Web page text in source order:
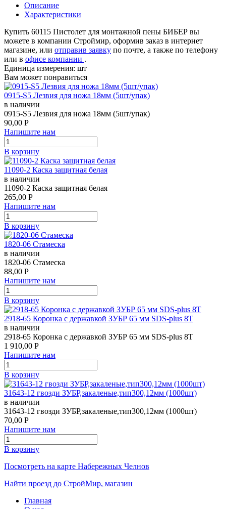
Описание
Характеристики
Купить 60115 Пистолет для монтажной пены БИБЕР вы
можете в компании Строймир, оформив заказ в интернет
магазине, или отправив заявку по почте, а также по телефону
или в офисе компании .
Единица измерения: шт
Вам может понравиться
0915-S5 Лезвия для ножа 18мм (5шт/упак)
в наличии
0915-S5 Лезвия для ножа 18мм (5шт/упак)
90,00 Р
Напишите нам
В корзину
11090-2 Каска защитная белая
в наличии
11090-2 Каска защитная белая
265,00 Р
Напишите нам
В корзину
1820-06 Стамеска
в наличии
1820-06 Стамеска
88,00 Р
Напишите нам
В корзину
2918-65 Коронка c державкой ЗУБР 65 мм SDS-plus 8Т
в наличии
2918-65 Коронка c державкой ЗУБР 65 мм SDS-plus 8Т
1 910,00 Р
Напишите нам
В корзину
31643-12 гвозди ЗУБР,закаленые,тип300,12мм (1000шт)
в наличии
31643-12 гвозди ЗУБР,закаленые,тип300,12мм (1000шт)
70,00 Р
Напишите нам
В корзину
Посмотреть на карте Набережных Челнов
Найти проезд до СтройМир, магазин
Главная